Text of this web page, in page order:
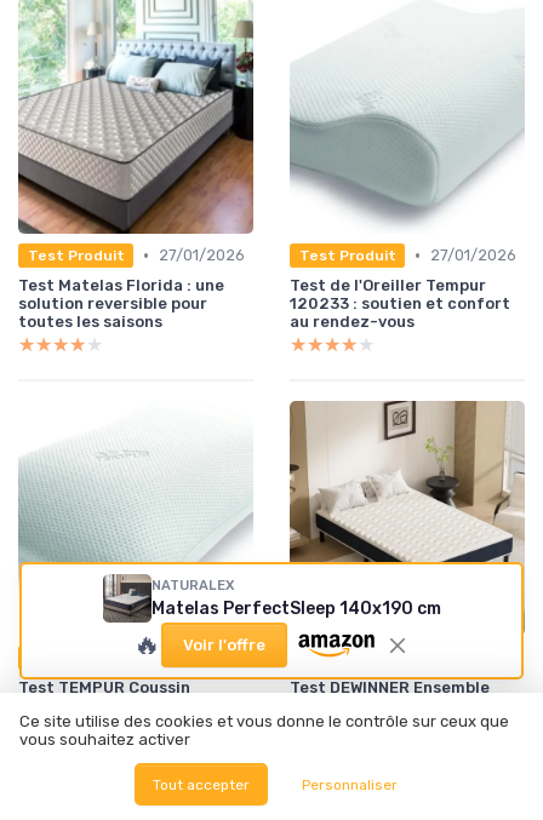
Test Produit •
27/01/2026
Test Matelas Florida : une
solution reversible pour
toutes les saisons
★★★★★
★★★★★
Test Produit •
27/01/2026
Test de l'Oreiller Tempur
120233 : soutien et confort
au rendez-vous
★★★★★
★★★★★
•
Test TEMPUR Coussin
Symphony : un soutien
correct pour les dormeurs
sur le dos et le côté
Test Produit
Test DEWINNER Ensemble
pratique pour un sommeil
NATURALEX
Matelas PerfectSleep 140x190 cm
🔥 Voir l'offre
Ce site utilise des cookies et vous donne le contrôle sur ceux que
vous souhaitez activer
Tout accepter Personnaliser